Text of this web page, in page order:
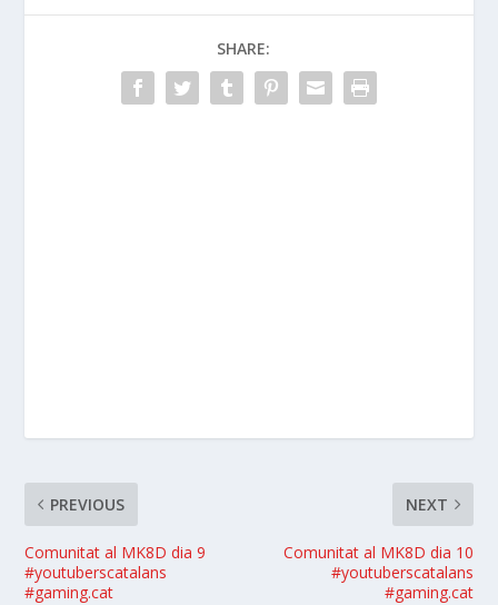
SHARE:
PREVIOUS
Comunitat al MK8D dia 9
#youtuberscatalans
#gaming.cat
NEXT
Comunitat al MK8D dia 10
#youtuberscatalans
#gaming.cat